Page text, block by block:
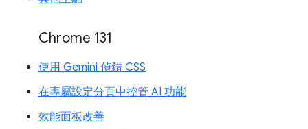
Chrome 131
使用 Gemini 偵錯 CSS
在專屬設定分頁中控管 AI 功能
效能面板改善